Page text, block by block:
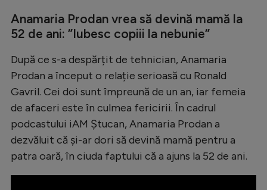
Stranieri
Clasamente
Tenis
Handbal
Natație
Anamaria Prodan vrea să devină mamă la
52 de ani: ”Iubesc copiii la nebunie”
După ce s-a despărțit de tehnician, Anamaria
Prodan a început o relație serioasă cu Ronald
Gavril. Cei doi sunt împreună de un an, iar femeia
de afaceri este în culmea fericirii. În cadrul
podcastului iAM Ștucan, Anamaria Prodan a
dezvăluit că și-ar dori să devină mamă pentru a
patra oară, în ciuda faptului că a ajuns la 52 de ani.